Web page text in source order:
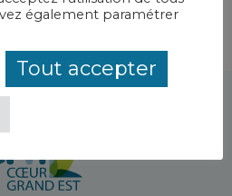
également paramétrer
Tout accepter